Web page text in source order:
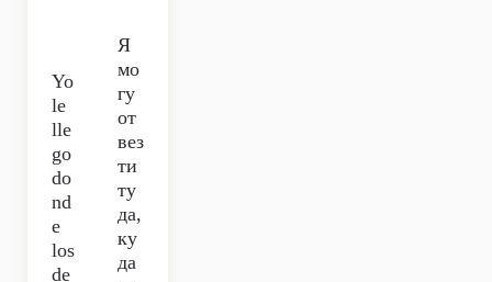
Yo
le
lle
go
do
nd
e
los
de
Я
мо
гу
от
вез
ти
ту
да,
ку
да